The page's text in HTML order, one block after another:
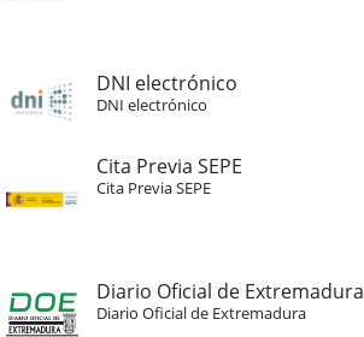
DNI electrónico
DNI electrónico
Cita Previa SEPE
Cita Previa SEPE
Diario Oficial de Extremadura
Diario Oficial de Extremadura